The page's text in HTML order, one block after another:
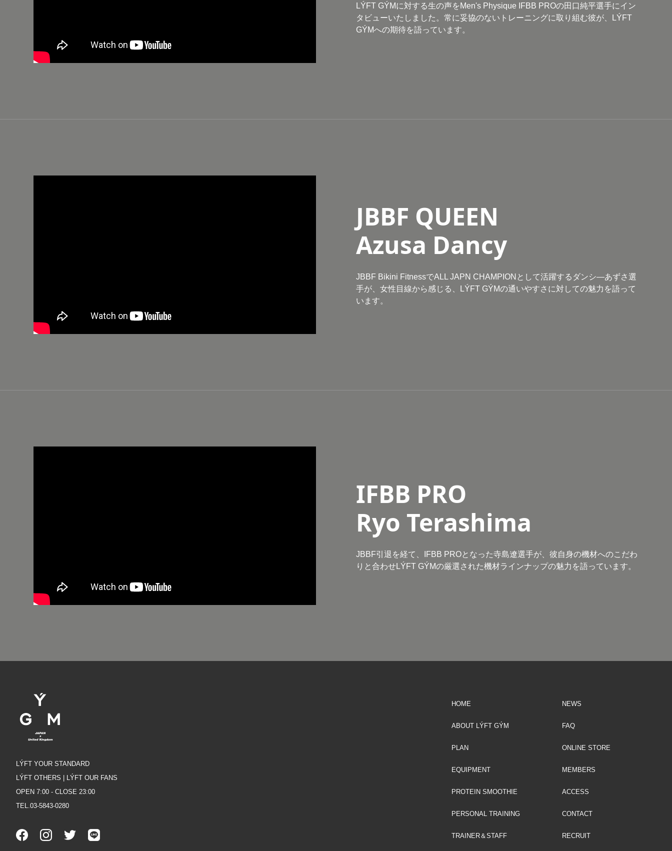
LÝFT GÝMに対する生の声をMen's Physique IFBB PROの田口純平選手にイン
タビューいたしました。常に妥協のないトレーニングに取り組む彼が、LÝFT
GÝMへの期待を語っています。
JBBF QUEEN
Azusa Dancy
JBBF Bikini FitnessでALL JAPN CHAMPIONとして活躍するダンシ―あずさ選
手が、女性目線から感じる、LÝFT GÝMの通いやすさに対しての魅力を語って
います。
IFBB PRO
Ryo Terashima
JBBF引退を経て、IFBB PROとなった寺島遼選手が、彼自身の機材へのこだわ
りと合わせLÝFT GÝMの厳選された機材ラインナップの魅力を語っています。
LÝFT YOUR STANDARD
LÝFT OTHERS | LÝFT OUR FANS
OPEN 7:00 - CLOSE 23:00
TEL.03-5843-0280
HOME
ABOUT LÝFT GÝM
PLAN
EQUIPMENT
PROTEIN SMOOTHIE
PERSONAL TRAINING
TRAINER＆STAFF
NEWS
FAQ
ONLINE STORE
MEMBERS
ACCESS
CONTACT
RECRUIT